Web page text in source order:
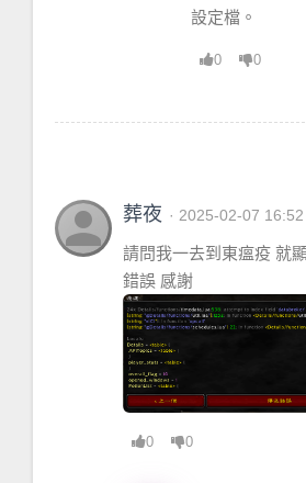
設定檔。
0 0
person 葬夜 · 2025-02-07 16:52
請問我一去到東瘟疫 就
錯誤 感謝
0 0